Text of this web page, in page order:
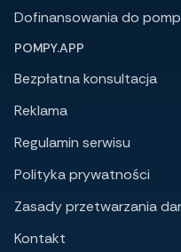
Dofinansowania do
POMPY.APP
Bezpłatna konsultacja
Reklama
Regulamin serwisu
Polityka prywatności
Zasady przetwarzania
Kontakt